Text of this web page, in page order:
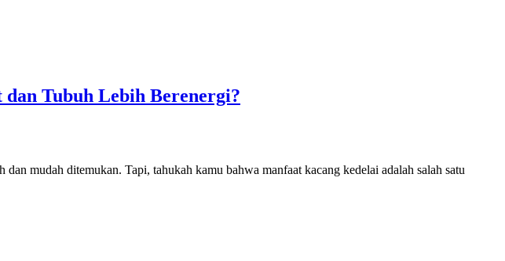
Tubuh Lebih Berenergi?
mudah ditemukan. Tapi, tahukah kamu bahwa manfaat kacang kedelai adalah salah satu